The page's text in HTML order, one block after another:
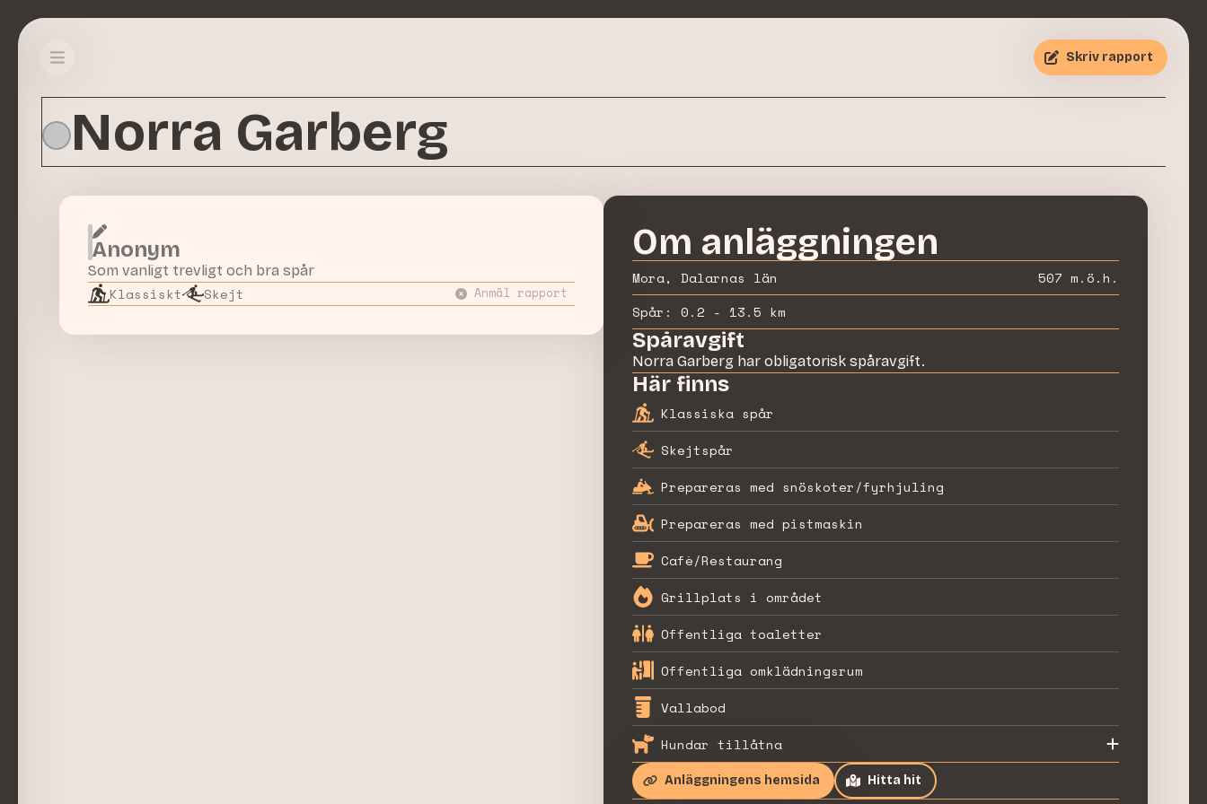
Norra Garberg
Skriv rapport
Anonym
Som vanligt trevligt och bra spår
Klassiskt Skejt Anmäl rapport
Om anläggningen
Mora, Dalarnas län 507 m.ö.h.
Spår: 0.2 - 13.5 km
Spåravgift
Norra Garberg har obligatorisk spåravgift.
Här finns
Klassiska spår
Skejtspår
Prepareras med snöskoter/fyrhjuling
Prepareras med pistmaskin
Cafè/Restaurang
Grillplats i området
Offentliga toaletter
Offentliga omklädningsrum
Vallabod
Hundar tillåtna
Anläggningens hemsida Hitta hit